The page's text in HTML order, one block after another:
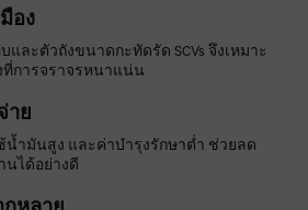
อง
และตัวถังขนาดกะทัดรัด SCVs จึงเหมาะ
ที่การจราจรหนาแน่น
าย
น้ำมันสูง และค่าบำรุงรักษาต่ำ ช่วยลด
นได้อย่างดี